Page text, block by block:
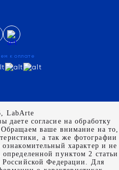
к оплате
LabArte
даете согласие на обработку
вaше внимaние нa то,
а так же фотографии
харaктер и не
пунктoм 2 стaтьи
Российской Федерации. Для